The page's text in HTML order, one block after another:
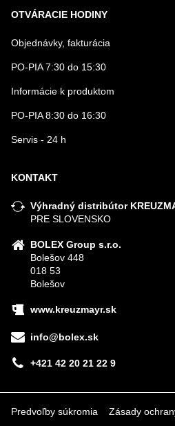
OTVÁRACIE HODINY
Objednávky, fakturácia
PO-PIA 7:30 do 15:30
Informácie k produktom
PO-PIA 8:30 do 16:30
Servis - 24 h
KONTAKT
Výhradný distribútor
PRE SLOVENSKO
BOLEX Group s.r.o.
Bolešov 448
018 53
Bolešov
www.kreuzmayr.sk
info@bolex.sk
+421 42 20 21 22 9
Predvoľby súkromia Zásady